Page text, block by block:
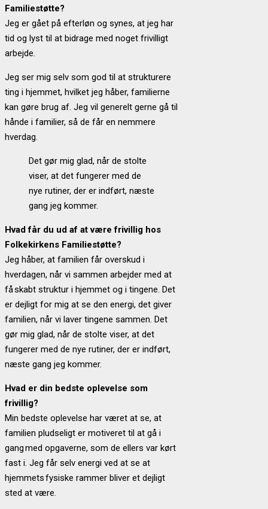
Familiestøtte?
Jeg er gået på efterløn og synes, at jeg har
tid og lyst til at bidrage med noget frivilligt
arbejde.
Jeg ser mig selv som god til at strukturere
ting i hjemmet, hvilket jeg håber, familierne
kan gøre brug af. Jeg vil generelt gerne gå til
hånde i familier, så de får en nemmere
hverdag.
Det gør mig glad, når de stolte
viser, at det fungerer med de
nye rutiner, der er indført, næste
gang jeg kommer.
Hvad får du ud af at være frivillig hos
Folkekirkens Familiestøtte?
Jeg håber, at familien får overskud i
hverdagen, når vi sammen arbejder med at
få skabt struktur i hjemmet og i tingene. Det
er dejligt for mig at se den energi, det giver
familien, når vi laver tingene sammen. Det
gør mig glad, når de stolte viser, at det
fungerer med de nye rutiner, der er indført,
næste gang jeg kommer.
Hvad er din bedste oplevelse som
frivillig?
Min bedste oplevelse har været at se, at
familien pludseligt er motiveret til at gå i
gang med opgaverne, som de ellers var kørt
fast i. Jeg får selv energi ved at se at
hjemmets fysiske rammer bliver et dejligt
sted at være.